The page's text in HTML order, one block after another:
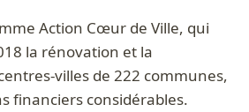
Action Cœur de Ville, qui
la rénovation et la
villes de 222 communes,
financiers considérables.